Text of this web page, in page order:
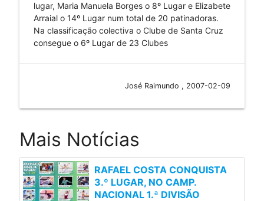
lugar, Maria Manuela Borges o 8º Lugar e Elizabete
Arraial o 14º Lugar num total de 20 patinadoras.
Na classificação colectiva o Clube de Santa Cruz
consegue o 6º Lugar de 23 Clubes
José Raimundo , 2007-02-09
Mais Notícias
RAFAEL COSTA CONQUISTA
3.º LUGAR, NO CAMP.
NACIONAL 1.ª DIVISÃO